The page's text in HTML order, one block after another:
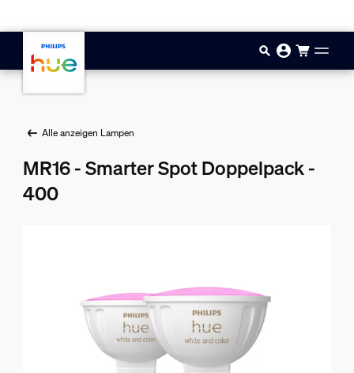
Alle anzeigen Lampen
MR16 - Smarter Spot Doppelpack -
400